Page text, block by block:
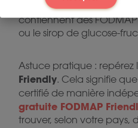
étiquettes, car de
contiennent des
ou le sirop de glucose-
Astuce pratique : repérez
Friendly. Cela signifie
certifié de manière
gratuite FODMAP
trouver, selon votre pays,